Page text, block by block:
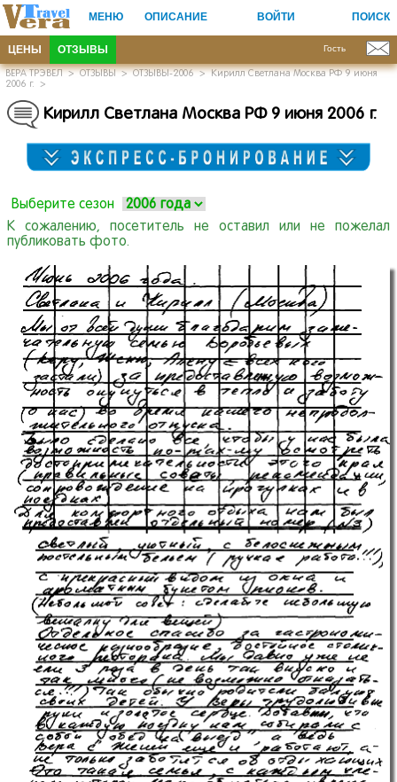
МЕНЮ ОПИСАНИЕ ВОЙТИ ПОИСК
ЦЕНЫ ОТЗЫВЫ Гость
ВЕРА ТРЭВЕЛ>ОТЗЫВЫ>ОТЗЫВЫ-2006>Кирилл Светлана Москва РФ 9 июня
2006 г. >
Кирилл Светлана Москва РФ 9 июня 2006 г.
Выберите сезон
К сожалению, посетитель не оставил или не пожелал
публиковать фото.